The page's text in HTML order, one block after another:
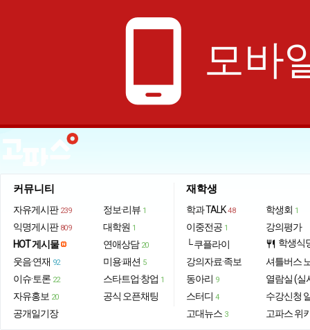
phone_android 모바
커뮤니티
자유게시판 239
익명게시판 809
HOT 게시물
웃음·연재 92
이슈·토론 22
자유홍보 20
공개일기장
정보·리뷰 1
대학원 1
연애상담 20
미용·패션 5
스타트업·창업 1
공식 오픈채팅
재학생
학과 TALK 48
이중전공 1
└ 쿠플라이
강의자료·족보
동아리 9
스터디 4
고대뉴스 3
학생회 1
강의평가
restaurant 학생식
셔틀버스
열람실 (실
수강신청
고파스 위